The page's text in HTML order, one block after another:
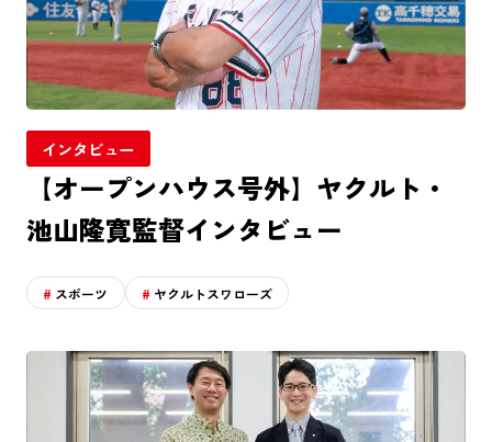
インタビュー
【オープンハウス号外】ヤクルト・
池山隆寛監督インタビュー
スポーツ ヤクルトスワローズ